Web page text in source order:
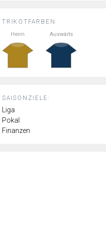
TRIKOTFARBEN:
Heim Auswärts
SAISONZIELE:
Liga
Pokal
Finanzen